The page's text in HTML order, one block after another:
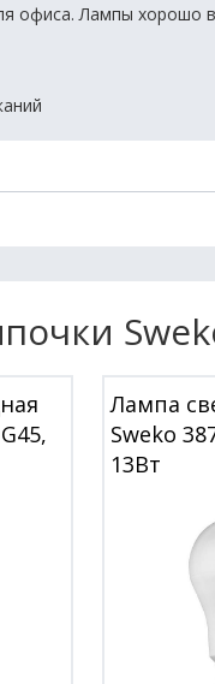
офиса. Лампы хорошо
Лампа
Sweko
13Вт